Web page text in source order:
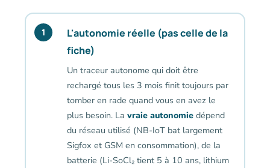
1
L'autonomie réelle (pas celle de la
fiche)
Un traceur autonome qui doit être
rechargé tous les 3 mois finit toujours par
tomber en rade quand vous en avez le
plus besoin. La vraie autonomiedépend
du réseau utilisé (NB-IoT bat largement
Sigfox et GSM en consommation), de la
batterie (Li-SoCl₂ tient 5 à 10 ans, lithium